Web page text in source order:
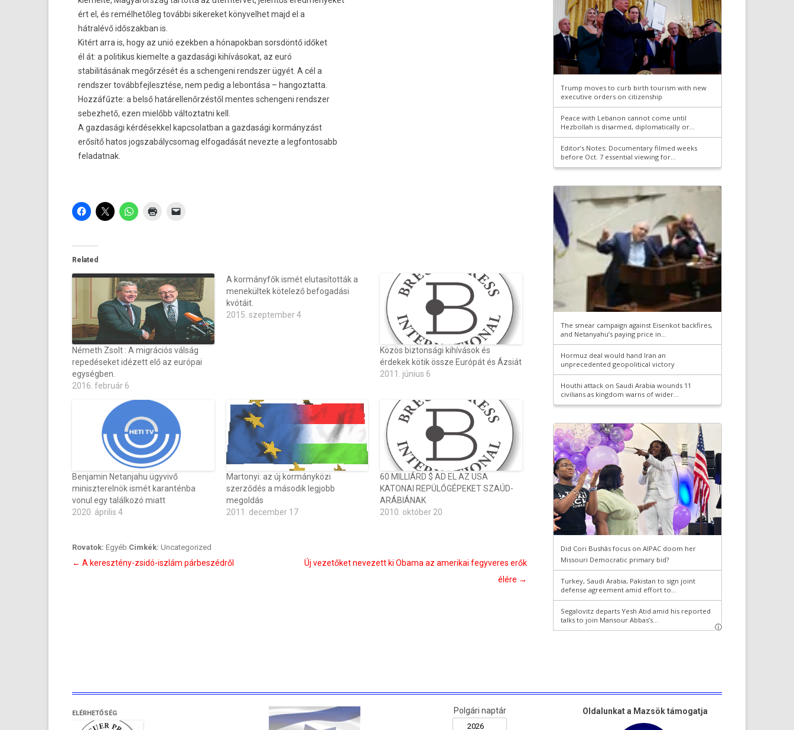
ért el, és remélhetőleg további sikereket könyvel­het majd el a
hátralévő idős­zakban is.
Kitért arra is, hogy az unió ezekb­en a hónapok­ban sorsdöntő időket
él át: a politikus kiemel­te a gaz­dasági kihívásokat, az euró
stabilitásának megőrzését és a schen­geni re­ndsz­er ügyét. A cél a
re­ndsz­er továbbfej­lesztése, nem pedig a lebon­tása – han­goz­tatta.
Hozzáfűzte: a belső határel­lenőr­zéstől men­tes schen­geni re­ndsz­er
sebez­hető, ezen mielőbb vál­toztat­ni kell.
A gaz­dasági kér­dések­kel kapcsolat­ban a gaz­dasági kormányzást
erősítő hatos jogszabályc­somag el­fogadását nevez­te a leg­fontosabb
feladat­nak.
Related
Németh Zsolt : A migrációs válság
repedéseket idézett elő az európai
egységben.
2016. február 6
A kormányfők ismét elutasították a
menekültek kötelező befogadási
kvótáit.
2015. szeptember 4
Közös biztonsági kihívások és
érdekek kötik össze Európát és Ázsiát
2011. június 6
Benjamin Netanjahu ügyvivő
miniszterelnök ismét karanténba
vonul egy találkozó miatt
2020. április 4
Martonyi: az új kormányközi
szerződés a második legjobb
megoldás
2011. december 17
60 MILLIÁRD $ AD EL AZ USA
KATONAI REPÜLŐGÉPEKET SZAÚD-
ARÁBIÁNAK
2010. október 20
Rovatok: Egyéb Cimkék: Uncategorized
Bejegyzés
← A keresztény-zsidó-iszlám párbeszédről
Új vezetőket nevezett ki Obama az amerikai fegyveres erők
élére →
ELÉRHETŐSÉG Polgári naptár Oldalunkat a Mazsök támogatja